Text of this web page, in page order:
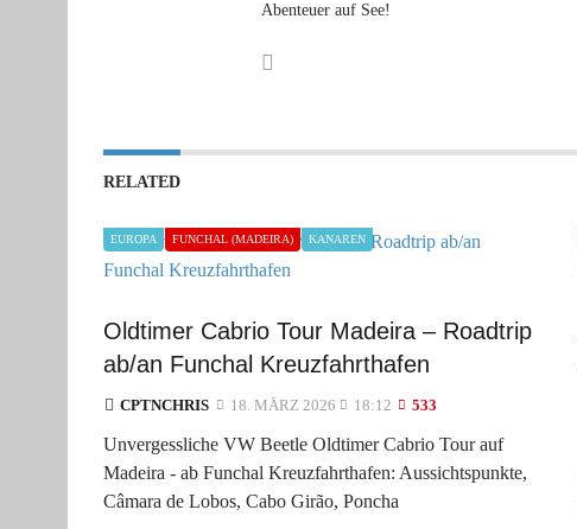
Abenteuer auf See!
RELATED
EUROPA FUNCHAL (MADEIRA) KANAREN
Oldtimer Cabrio Tour Madeira – Roadtrip
ab/an Funchal Kreuzfahrthafen
CPTNCHRIS 18. MÄRZ 2026 18:12 533
Unvergessliche VW Beetle Oldtimer Cabrio Tour auf
Madeira - ab Funchal Kreuzfahrthafen: Aussichtspunkte,
Câmara de Lobos, Cabo Girão, Poncha